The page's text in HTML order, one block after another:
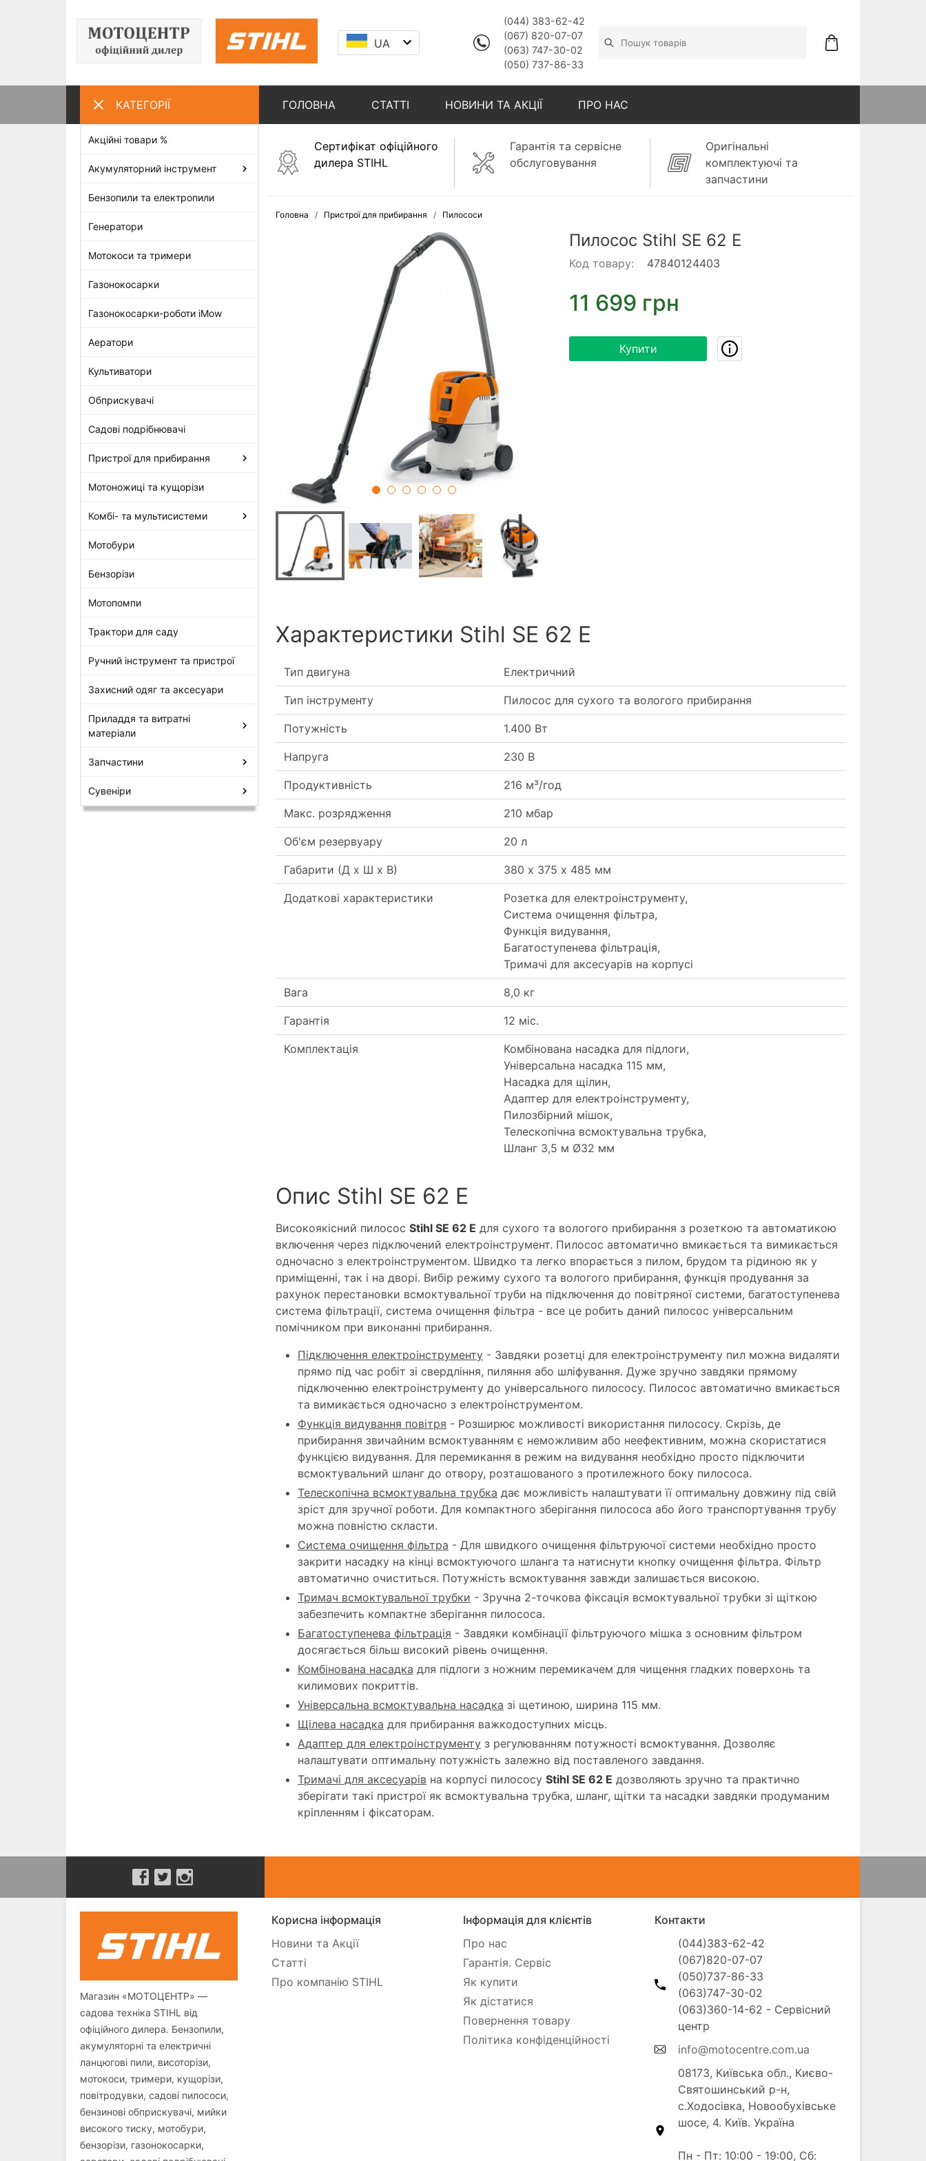
UA
(044) 383-62-42
(067) 820-07-07
(063) 747-30-02
(050) 737-86-33
КАТЕГОРІЇ
Акційні товари %
Акумуляторний інструмент
Бензопили та електропили
Генератори
Мотокоси та тримери
Газонокосарки
Газонокосарки-роботи iMow
Аератори
Культиватори
Обприскувачі
Садові подрібнювачі
Пристрої для прибирання
Мотоножиці та кущорізи
Комбі- та мультисистеми
Мотобури
Бензорізи
Мотопомпи
Трактори для саду
Ручний інструмент та пристрої
Захисний одяг та аксесуари
Приладдя та витратні
матеріали
Запчастини
Сувеніри
ГОЛОВНА СТАТТІ НОВИНИ ТА АКЦІЇ ПРО НАС
Пилосос Stihl SE 62 E
Сертифікат офіційного
дилера STIHL
Гарантія та сервісне
обслуговування
Оригінальні
комплектуючі та
запчастини
Головна Пристрої для прибирання Пилососи
Пилосос Stihl SE 62 E
Код товару: 47840124403
11 699 грн
Купити
Характеристики Stihl SE 62 E
Тип двигуна Електричний
Тип інструменту Пилосос для сухого та вологого прибирання
Потужність 1.400 Вт
Напруга 230 В
Продуктивність 216 м³/год
Макс. розрядження 210 мбар
Об'єм резервуару 20 л
Габарити (Д х Ш х В) 380 х 375 х 485 мм
Додаткові характеристики
Розетка для електроінструменту,
Система очищення фільтра,
Функція видування,
Багатоступенева фільтрація,
Тримачі для аксесуарів на корпусі
Вага 8,0 кг
Гарантія 12 міс.
Комплектація
Комбінована насадка для підлоги,
Універсальна насадка 115 мм,
Насадка для щілин,
Адаптер для електроінструменту,
Пилозбірний мішок,
Телескопічна всмоктувальна трубка,
Шланг 3,5 м Ø32 мм
Опис Stihl SE 62 E
Високоякісний пилосос Stihl SE 62 E для сухого та вологого прибирання з розеткою та автоматикою
включення через підключений електроінструмент. Пилосос автоматично вмикається та вимикається
одночасно з електроінструментом. Швидко та легко впорається з пилом, брудом та рідиною як у
приміщенні, так і на дворі. Вибір режиму сухого та вологого прибирання, функція продування за
рахунок перестановки всмоктувальної труби на підключення до повітряної системи, багатоступенева
система фільтрації, система очищення фільтра - все це робить даний пилосос універсальним
помічником при виконанні прибирання.
Підключення електроінструменту - Завдяки розетці для електроінструменту пил можна видаляти
прямо під час робіт зі свердління, пиляння або шліфування. Дуже зручно завдяки прямому
підключенню електроінструменту до універсального пилососу. Пилосос автоматично вмикається
та вимикається одночасно з електроінструментом.
Функція видування повітря - Розширює можливості використання пилососу. Скрізь, де
прибирання звичайним всмоктуванням є неможливим або неефективним, можна скористатися
функцією видування. Для перемикання в режим на видування необхідно просто підключити
всмоктувальний шланг до отвору, розташованого з протилежного боку пилососа.
Телескопічна всмоктувальна трубка дає можливість налаштувати її оптимальну довжину під свій
зріст для зручної роботи. Для компактного зберігання пилососа або його транспортування трубу
можна повністю скласти.
Система очищення фільтра - Для швидкого очищення фільтруючої системи необхідно просто
закрити насадку на кінці всмоктуючого шланга та натиснути кнопку очищення фільтра. Фільтр
автоматично очиститься. Потужність всмоктування завжди залишається високою.
Тримач всмоктувальної трубки - Зручна 2-точкова фіксація всмоктувальної трубки зі щіткою
забезпечить компактне зберігання пилососа.
Багатоступенева фільтрація - Завдяки комбінації фільтруючого мішка з основним фільтром
досягається більш високий рівень очищення.
Комбінована насадка для підлоги з ножним перемикачем для чищення гладких поверхонь та
килимових покриттів.
Універсальна всмоктувальна насадка зі щетиною, ширина 115 мм.
Щілева насадка для прибирання важкодоступних місць.
Адаптер для електроінструменту з регулюванням потужності всмоктування. Дозволяє
налаштувати оптимальну потужність залежно від поставленого завдання.
Тримачі для аксесуарів на корпусі пилососу Stihl SE 62 E дозволяють зручно та практично
зберігати такі пристрої як всмоктувальна трубка, шланг, щітки та насадки завдяки продуманим
кріпленням і фіксаторам.
Магазин «МОТОЦЕНТР» —
садова техніка STIHL від
офіційного дилера. Бензопили,
акумуляторні та електричні
ланцюгові пили, висоторізи,
мотокоси, тримери, кущорізи,
повітродувки, садові пилососи,
бензинові обприскувачі, мийки
високого тиску, мотобури,
бензорізи, газонокосарки,
Корисна інформація
Новини та Акції
Статті
Про компанію STIHL
Інформація для клієнтів
Про нас
Гарантія. Сервіс
Як купити
Як дістатися
Повернення товару
Політика конфіденційності
Контакти
(044)383-62-42
(067)820-07-07
(050)737-86-33
(063)747-30-02
(063)360-14-62 - Сервісний
info@motocentre.com.ua
08173, Київська обл., Києво-
Святошинський р-н,
с.Ходосівка, Новообухівське
шосе, 4. Київ. Україна
Пн - Пт: 10:00 - 19:00, Сб: